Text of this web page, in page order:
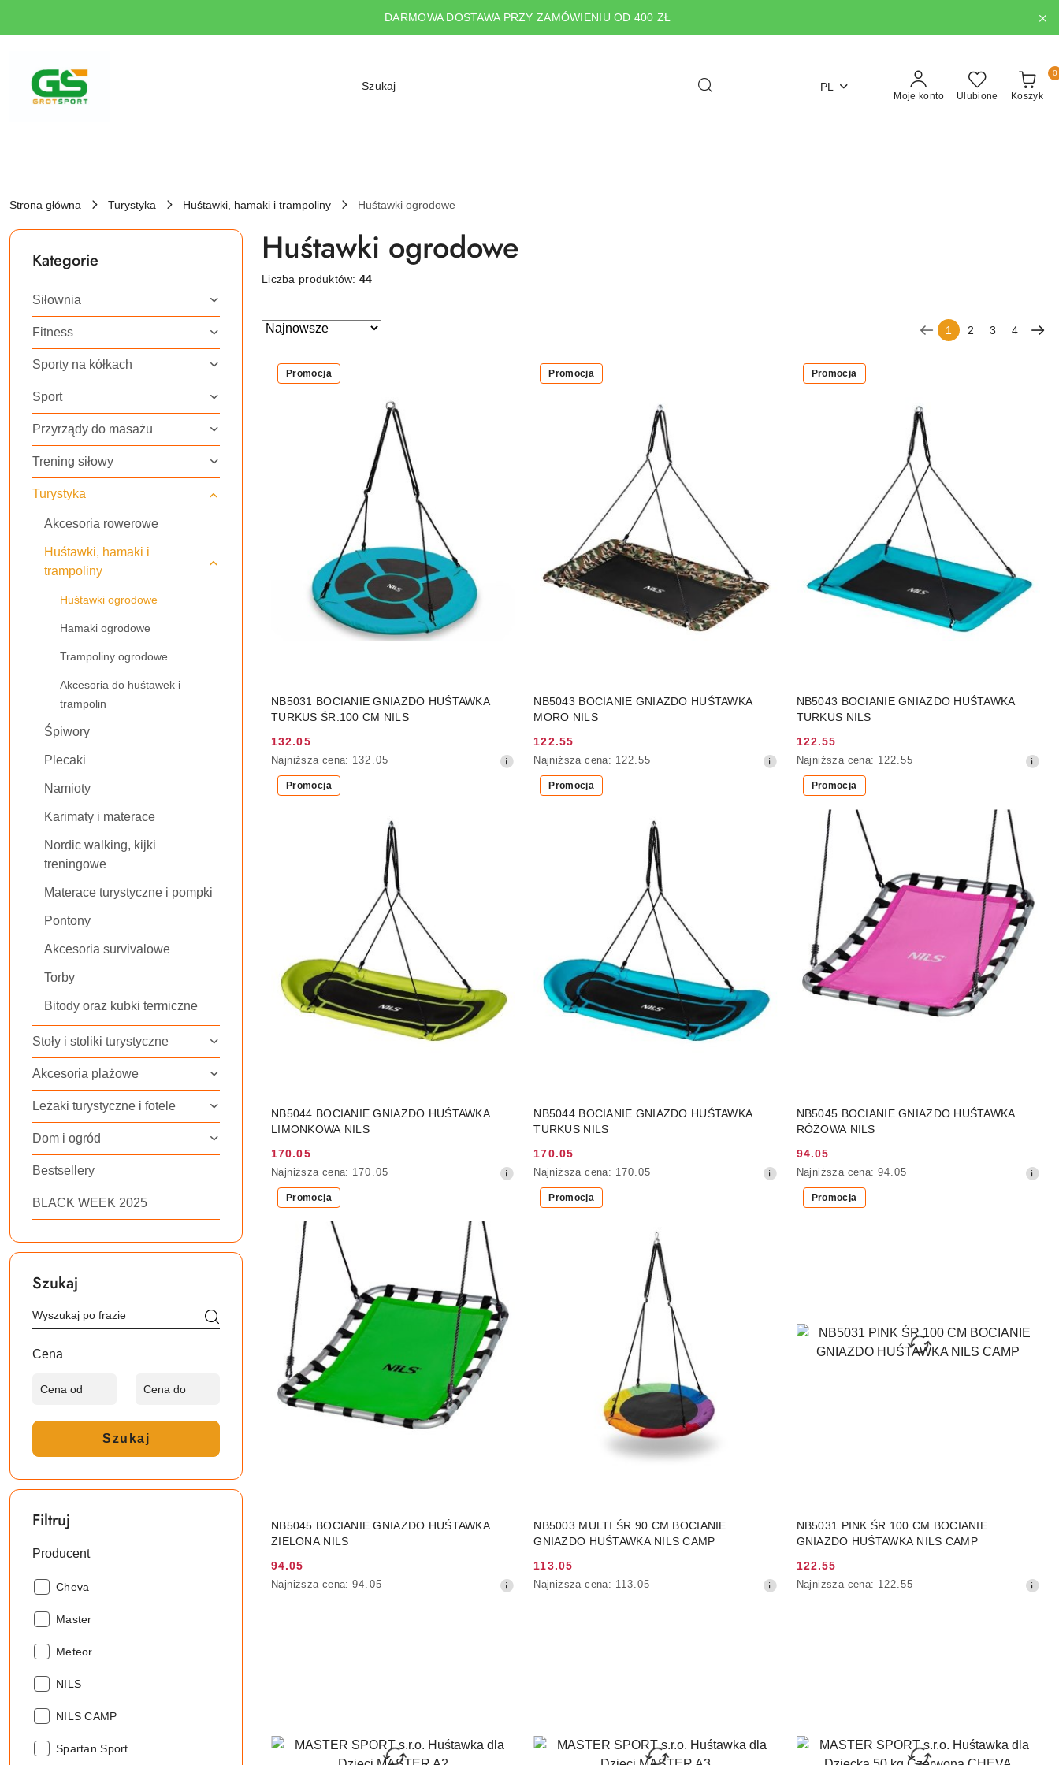
DARMOWA DOSTAWA PRZY ZAMÓWIENIU OD 400 ZŁ
PL
Moje konto Ulubione Koszyk
0
Strona główna Turystyka Huśtawki, hamaki i trampoliny Huśtawki ogrodowe
Kategorie
Siłownia
Fitness
Sporty na kółkach
Sport
Przyrządy do masażu
Trening siłowy
Turystyka
Akcesoria rowerowe
Huśtawki, hamaki i
trampoliny
Huśtawki ogrodowe
Hamaki ogrodowe
Trampoliny ogrodowe
Akcesoria do huśtawek i
trampolin
Śpiwory
Plecaki
Namioty
Karimaty i materace
Nordic walking, kijki
treningowe
Materace turystyczne i pompki
Pontony
Akcesoria survivalowe
Torby
Bitody oraz kubki termiczne
Stoły i stoliki turystyczne
Akcesoria plażowe
Leżaki turystyczne i fotele
Dom i ogród
Bestsellery
BLACK WEEK 2025
Szukaj
Cena
Szukaj
Filtruj
Producent
Producent:
Cheva
Producent:
Master
Producent:
Meteor
Producent:
NILS
Producent:
NILS CAMP
Producent:
Spartan Sport
Huśtawki ogrodowe
Liczba produktów:44
Zastosowano
Najnowsze.
Sortuj
1 2 3 4
NB5031 BOCIANIE GNIAZDO HUŚTAWKA
TURKUS ŚR.100 CM NILS
Cena
promocyjna:
132.05
Najniższa
cena
Najniższa cena: 132.05
Promocja
DO KOSZYKA
NB5043 BOCIANIE GNIAZDO HUŚTAWKA
MORO NILS
Cena
promocyjna:
122.55
Najniższa
cena
Najniższa cena: 122.55
Promocja
DO KOSZYKA
NB5043 BOCIANIE GNIAZDO HUŚTAWKA
TURKUS NILS
Cena
promocyjna:
122.55
Najniższa
cena
obniżką
Najniższa cena: 122.55
Promocja
PRODUKT NIEDOSTĘPNY
NB5044 BOCIANIE GNIAZDO HUŚTAWKA
LIMONKOWA NILS
Cena
promocyjna:
170.05
Najniższa
cena
obniżką
Najniższa cena: 170.05
Promocja
NB5044 BOCIANIE GNIAZDO HUŚTAWKA
TURKUS NILS
Cena
promocyjna:
170.05
Najniższa
cena
Najniższa cena: 170.05
Promocja
NB5045 BOCIANIE GNIAZDO HUŚTAWKA
RÓŻOWA NILS
Cena
promocyjna:
94.05
Najniższa
cena
Najniższa cena: 94.05
Promocja
NB5045 BOCIANIE GNIAZDO HUŚTAWKA
ZIELONA NILS
Cena
promocyjna:
94.05
Najniższa
Najniższa cena: 94.05
Promocja
NB5003 MULTI ŚR.90 CM BOCIANIE
GNIAZDO HUŚTAWKA NILS CAMP
Cena
promocyjna:
113.05
Najniższa
Najniższa cena: 113.05
Promocja
PRODUKT NIEDOSTĘPNY
NB5031 PINK ŚR.100 CM BOCIANIE
GNIAZDO HUŚTAWKA NILS CAMP
Cena
promocyjna:
122.55
Najniższa
Najniższa cena: 122.55
Promocja